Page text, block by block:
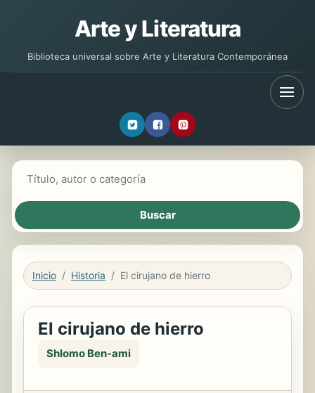
Arte y Literatura
Biblioteca universal sobre Arte y Literatura Contemporánea
Inicio Historia El cirujano de hierro
El cirujano de hierro
Shlomo Ben-ami